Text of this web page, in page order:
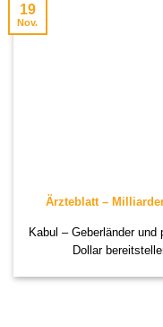
Ärzteblatt –
Kabul – Geberländer
Dollar
19
Nov.